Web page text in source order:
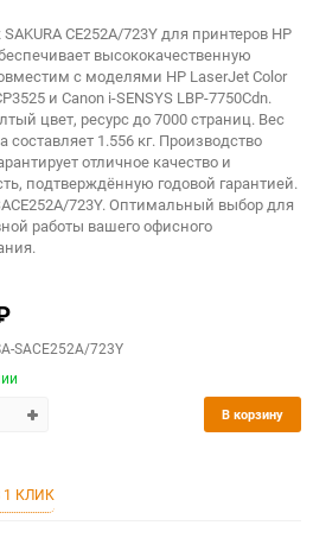
CE252A/723Y для принтеров HP
высококачественную
с моделями HP LaserJet Color
и Canon i-SENSYS LBP-7750Cdn.
цвет, ресурс до 7000 страниц. Вес
составляет 1.556 кг. Производство
отличное качество и
подтверждённую годовой гарантией.
723Y. Оптимальный выбор для
работы вашего офисного
SACE252A/723Y
В корзину
1 КЛИК